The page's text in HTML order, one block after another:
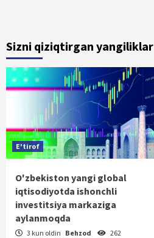
Sizni qiziqtirgan yangiliklar
E'tirof
O'zbekiston yangi global
iqtisodiyotda ishonchli
investitsiya markaziga
aylanmoqda
3 kun oldin Behzod 262